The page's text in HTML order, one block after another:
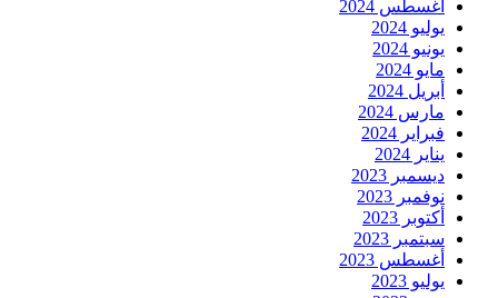
أغسطس 2024
يوليو 2024
يونيو 2024
مايو 2024
أبريل 2024
مارس 2024
فبراير 2024
يناير 2024
ديسمبر 2023
نوفمبر 2023
أكتوبر 2023
سبتمبر 2023
أغسطس 2023
يوليو 2023